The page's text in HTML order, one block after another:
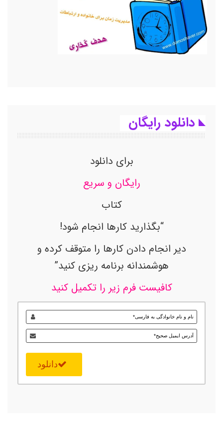
دانلود رایگان
برای دانلود
رایگان و سریع
کتاب
“بگذارید کارها انجام شود!
دیر انجام دادن کارها را متوقف کرده و
هوشمندانه برنامه ریزی کنید”
کافیست فرم زیر را تکمیل کنید
دانلود